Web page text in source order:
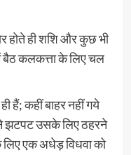
होते ही शशि और कुछ भी
बैठ कलकत्ता के लिए चल
हैं; कहीं बाहर नहीं गये
झटपट उसके लिए ठहरने
एक अधेड़ विधवा को